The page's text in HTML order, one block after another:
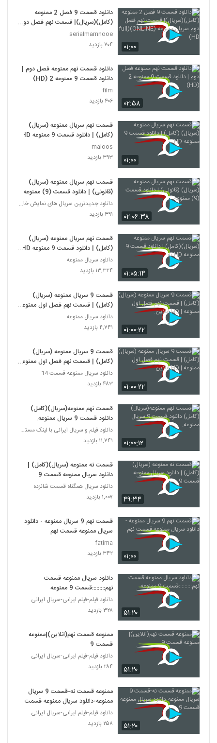
۰۱:۰۰
دانلود قسمت 9 فصل 2 ممنوعه
(کامل)(سریال)| قسمت نهم فصل دوم
سریال ممنوعه (ONLINE)(full HD)
serialmamnooe
۷۰۴ بازدید
۰۲:۵۸
دانلود قسمت نهم ممنوعه فصل دوم |
دانلود قسمت 9 ممنوعه 2 (HD)
film
۴۰۶ بازدید
۰۱:۰۰
قسمت نهم سریال ممنوعه (سریال)
(کامل) | دانلود قسمت 9 ممنوعه HD
maloos
۳۹۳ بازدید
۰۲:۰۶:۳۸
قسمت نهم سریال ممنوعه (سریال)
(قانونی) | دانلود قسمت (9) ممنوعه
دانلود جدیدترین سریال های نمایش خانگی
۳۹۱ بازدید
۰۱:۰۵:۱۴
قسمت نهم سریال ممنوعه (سریال)
(کامل) | دانلود قسمت 9 ممنوعه HD
نه
دانلود سریال ممنوعه
۱۳,۳۲۴ بازدید
۰۱:۰۰:۲۲
قسمت 9 سریال ممنوعه (سریال)
(کامل) | قسمت نهم فصل اول ممنوعه
| HD انلاین.
دانلود سریال ممنوعه
۴,۷۴۱ بازدید
۰۱:۰۰:۲۲
قسمت 9 سریال ممنوعه (سریال)
(کامل) | قسمت نهم فصل اول ممنوعه
| HD انلاین
دانلود سریال ممنوعه قسمت 14
۴۸۳ بازدید
۰۱:۰۰:۱۲
قسمت نهم ممنوعه(سریال)(کامل)
دانلود قسمت 9 سریال ممنوعه.
دانلود فیلم و سریال ایرانی با لینک مستقیم
۱۱,۷۴۱ بازدید
۴۹:۳۴
قسمت نه ممنوعه (سریال)(کامل) |
دانلود سریال ممنوعه قسمت 9
دانلود سریال همگناه قسمت شانزده
۱,۰۰۷ بازدید
۰۱:۰۰
قسمت نهم 9 سریال ممنوعه - دانلود
سریال ممنوعه قسمت نهم
fatima
۳۴۲ بازدید
۵۱:۲۰
دانلود سریال ممنوعه قسمت
نهم:::::::::قسمت 9 ممنوعه
دانلود فیلم-فیلم ایرانی-سریال ایرانی
۳۲۸ بازدید
۵۱:۲۰
ممنوعه قسمت نهم(انلاین)|ممنوعه
قسمت 9
دانلود فیلم-فیلم ایرانی-سریال ایرانی
۲۸۴ بازدید
۵۱:۲۰
ممنوعه قسمت نه-قسمت 9 سریال
ممنوعه-دانلود سریال ممنوعه قسمت 9
دانلود فیلم-فیلم ایرانی-سریال ایرانی
۲۵۸ بازدید